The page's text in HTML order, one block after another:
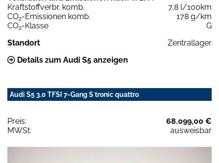
Kraftstoffverbr. komb.
7,8 l/100km
CO2-Emissionen komb.
178 g/km
CO2-Klasse
G
Standort
Zentrallager
Details zum Audi S5 anzeigen
Audi S5 3.0 TFSI 7-Gang S tronic quattro
Preis:
68.099,00 €
MWSt:
ausweisbar